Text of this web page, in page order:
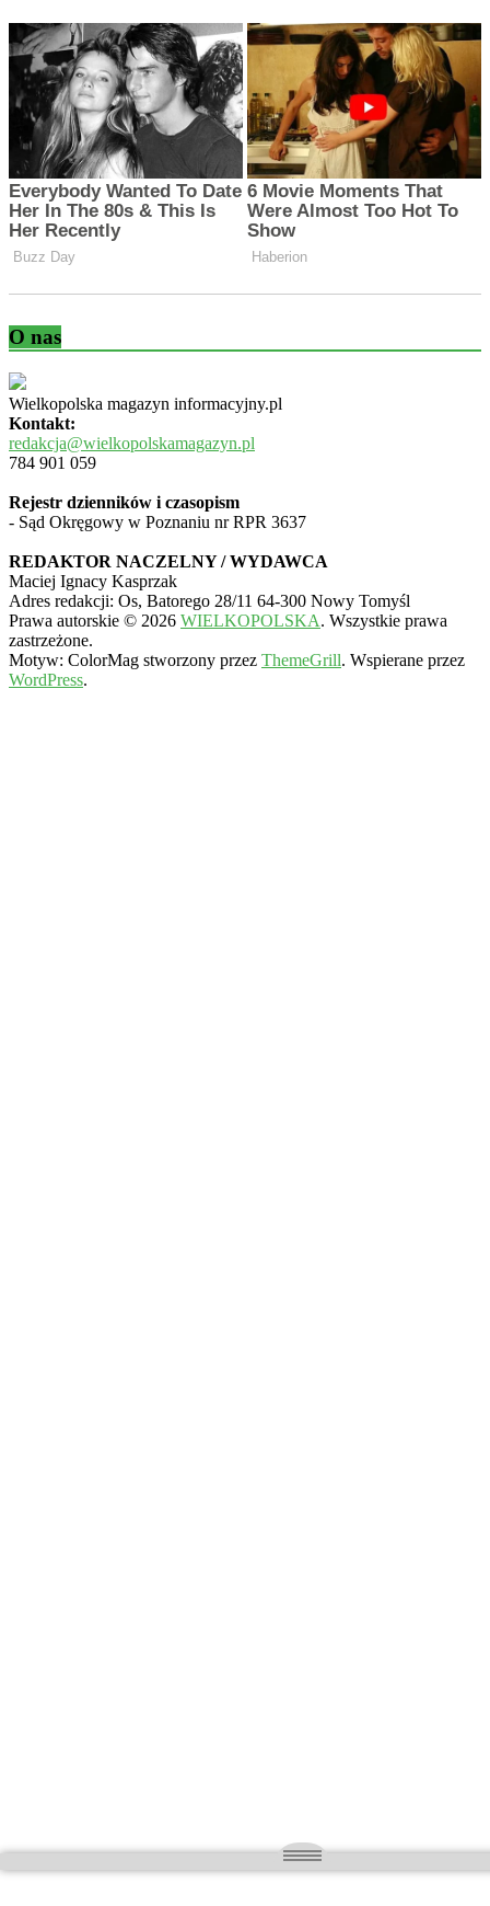
O nas
Wielkopolska magazyn informacyjny.pl
Kontakt:
redakcja@wielkopolskamagazyn.pl
784 901 059
Rejestr dzienników i czasopism
- Sąd Okręgowy w Poznaniu nr RPR 3637
REDAKTOR NACZELNY / WYDAWCA
Maciej Ignacy Kasprzak
Adres redakcji: Os, Batorego 28/11 64-300 Nowy Tomyśl
Prawa autorskie © 2026 WIELKOPOLSKA. Wszystkie prawa
zastrzeżone.
Motyw: ColorMag stworzony przez ThemeGrill. Wspierane przez
WordPress.